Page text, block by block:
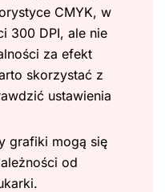
CMYK, w
300 DPI, ale nie
za efekt
skorzystać z
ustawienia
grafiki mogą się
od